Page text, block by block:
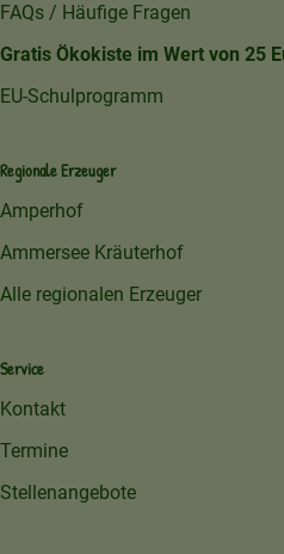
FAQs / Häufige Fragen
Gratis Ökokiste im Wert von 25
EU-Schulprogramm
Regionale Erzeuger
Amperhof
Ammersee Kräuterhof
Alle regionalen Erzeuger
Service
Kontakt
Termine
Stellenangebote